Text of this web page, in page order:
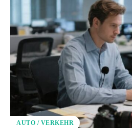
AUTO / VERKEHR